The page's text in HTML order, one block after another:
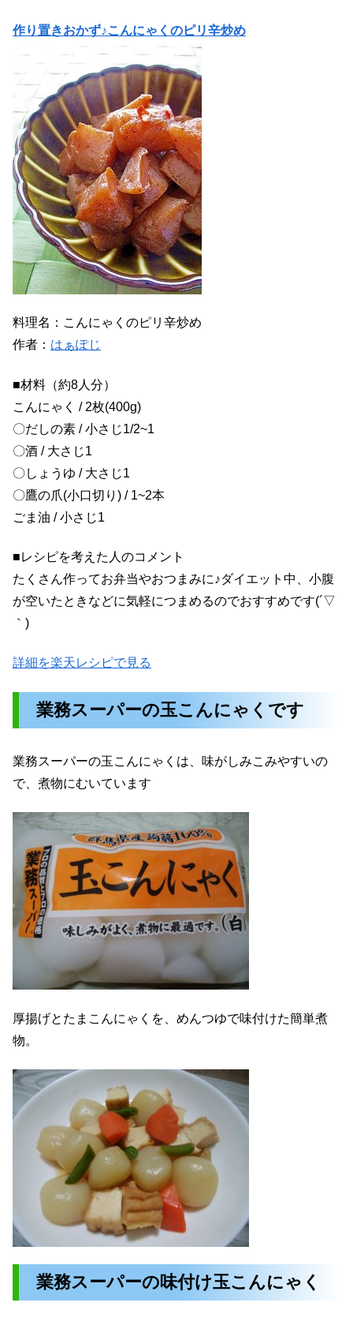
作り置きおかず♪こんにゃくのピリ辛炒め
料理名：こんにゃくのピリ辛炒め
作者： はぁぽじ
■材料（約8人分）
こんにゃく / 2枚(400g)
〇だしの素 / 小さじ1/2~1
〇酒 / 大さじ1
〇しょうゆ / 大さじ1
〇鷹の爪(小口切り) / 1~2本
ごま油 / 小さじ1
■レシピを考えた人のコメント
たくさん作ってお弁当やおつまみに♪ダイエット中、小腹
が空いたときなどに気軽につまめるのでおすすめです(´▽
｀)
詳細を楽天レシピで見る
業務スーパーの玉こんにゃくです
業務スーパーの玉こんにゃくは、味がしみこみやすいの
で、煮物にむいています
厚揚げとたまこんにゃくを、めんつゆで味付けた簡単煮
物。
業務スーパーの味付け玉こんにゃく